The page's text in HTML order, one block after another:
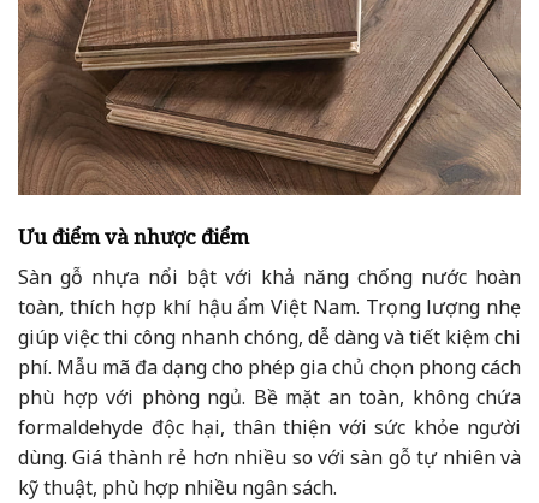
Ưu điểm và nhược điểm
Sàn gỗ nhựa nổi bật với khả năng chống nước hoàn
toàn, thích hợp khí hậu ẩm Việt Nam. Trọng lượng nhẹ
giúp việc thi công nhanh chóng, dễ dàng và tiết kiệm chi
phí. Mẫu mã đa dạng cho phép gia chủ chọn phong cách
phù hợp với phòng ngủ. Bề mặt an toàn, không chứa
formaldehyde độc hại, thân thiện với sức khỏe người
dùng. Giá thành rẻ hơn nhiều so với sàn gỗ tự nhiên và
kỹ thuật, phù hợp nhiều ngân sách.